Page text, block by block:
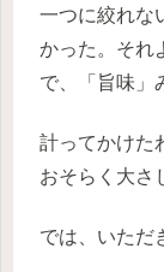
一つに絞れな
かった。それ
で、「旨味」
計ってかけた
おそらく大さ
では、いただ